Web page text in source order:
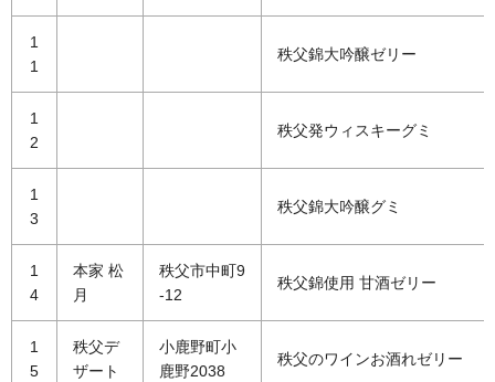
1
1
秩父錦大吟醸ゼリー
1
2
秩父発ウィスキーグミ
1
3
秩父錦大吟醸グミ
1
4
本家 松
月
秩父市中町9
-12
秩父錦使用 甘酒ゼリー
1
5
秩父デ
ザート
小鹿野町小
鹿野2038
秩父のワインお酒れゼリー